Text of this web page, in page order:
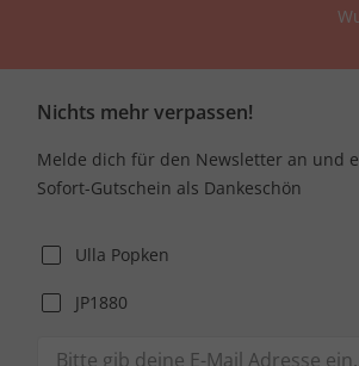
Nichts mehr verpassen!
Melde dich für den Newsletter an und
Sofort-Gutschein als Dankeschön
Ulla Popken
JP1880